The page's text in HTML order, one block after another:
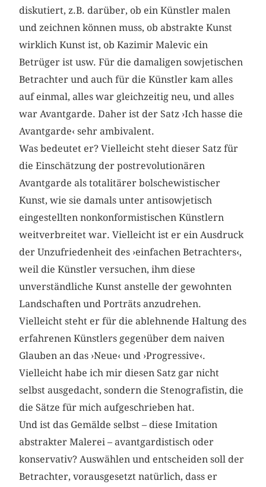
diskutiert, z.B. darüber, ob ein Künstler malen
und zeichnen können muss, ob abstrakte Kunst
wirklich Kunst ist, ob Kazimir Malevic ein
Betrüger ist usw. Für die damaligen sowjetischen
Betrachter und auch für die Künstler kam alles
auf einmal, alles war gleichzeitig neu, und alles
war Avantgarde. Daher ist der Satz ›Ich hasse die
Avantgarde‹ sehr ambivalent.
Was bedeutet er? Vielleicht steht dieser Satz für
die Einschätzung der postrevolutionären
Avantgarde als totalitärer bolschewistischer
Kunst, wie sie damals unter antisowjetisch
eingestellten nonkonformistischen Künstlern
weitverbreitet war. Vielleicht ist er ein Ausdruck
der Unzufriedenheit des ›einfachen Betrachters‹,
weil die Künstler versuchen, ihm diese
unverständliche Kunst anstelle der gewohnten
Landschaften und Porträts anzudrehen.
Vielleicht steht er für die ablehnende Haltung des
erfahrenen Künstlers gegenüber dem naiven
Glauben an das ›Neue‹ und ›Progressive‹.
Vielleicht habe ich mir diesen Satz gar nicht
selbst ausgedacht, sondern die Stenografistin, die
die Sätze für mich aufgeschrieben hat.
Und ist das Gemälde selbst – diese Imitation
abstrakter Malerei – avantgardistisch oder
konservativ? Auswählen und entscheiden soll der
Betrachter, vorausgesetzt natürlich, dass er